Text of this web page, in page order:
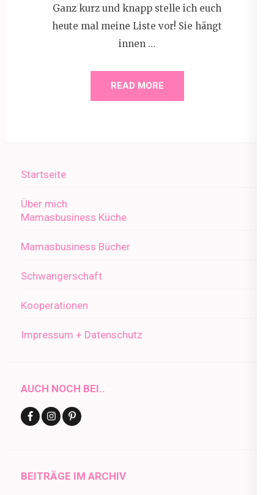
Ganz kurz und knapp stelle ich euch
heute mal meine Liste vor! Sie hängt
innen …
READ MORE
Startseite
Über mich
Mamasbusiness Küche
Mamasbusiness Bücher
Schwangerschaft
Kooperationen
Impressum + Datenschutz
AUCH NOCH BEI..
BEITRÄGE IM ARCHIV